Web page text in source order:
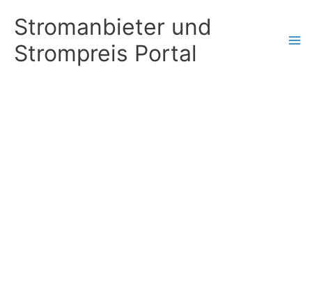
Inhalt
springen
Stromanbieter und
Strompreis Portal